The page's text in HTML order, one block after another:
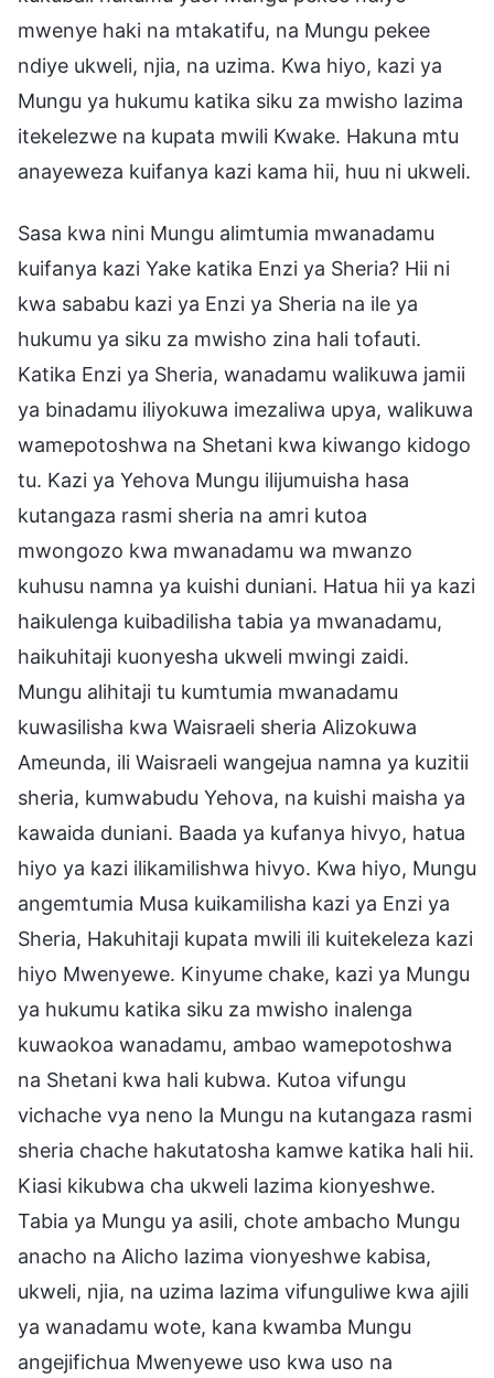
mwenye haki na mtakatifu, na Mungu pekee
ndiye ukweli, njia, na uzima. Kwa hiyo, kazi ya
Mungu ya hukumu katika siku za mwisho lazima
itekelezwe na kupata mwili Kwake. Hakuna mtu
anayeweza kuifanya kazi kama hii, huu ni ukweli.
Sasa kwa nini Mungu alimtumia mwanadamu
kuifanya kazi Yake katika Enzi ya Sheria? Hii ni
kwa sababu kazi ya Enzi ya Sheria na ile ya
hukumu ya siku za mwisho zina hali tofauti.
Katika Enzi ya Sheria, wanadamu walikuwa jamii
ya binadamu iliyokuwa imezaliwa upya, walikuwa
wamepotoshwa na Shetani kwa kiwango kidogo
tu. Kazi ya Yehova Mungu ilijumuisha hasa
kutangaza rasmi sheria na amri kutoa
mwongozo kwa mwanadamu wa mwanzo
kuhusu namna ya kuishi duniani. Hatua hii ya kazi
haikulenga kuibadilisha tabia ya mwanadamu,
haikuhitaji kuonyesha ukweli mwingi zaidi.
Mungu alihitaji tu kumtumia mwanadamu
kuwasilisha kwa Waisraeli sheria Alizokuwa
Ameunda, ili Waisraeli wangejua namna ya kuzitii
sheria, kumwabudu Yehova, na kuishi maisha ya
kawaida duniani. Baada ya kufanya hivyo, hatua
hiyo ya kazi ilikamilishwa hivyo. Kwa hiyo, Mungu
angemtumia Musa kuikamilisha kazi ya Enzi ya
Sheria, Hakuhitaji kupata mwili ili kuitekeleza kazi
hiyo Mwenyewe. Kinyume chake, kazi ya Mungu
ya hukumu katika siku za mwisho inalenga
kuwaokoa wanadamu, ambao wamepotoshwa
na Shetani kwa hali kubwa. Kutoa vifungu
vichache vya neno la Mungu na kutangaza rasmi
sheria chache hakutatosha kamwe katika hali hii.
Kiasi kikubwa cha ukweli lazima kionyeshwe.
Tabia ya Mungu ya asili, chote ambacho Mungu
anacho na Alicho lazima vionyeshwe kabisa,
ukweli, njia, na uzima lazima vifunguliwe kwa ajili
ya wanadamu wote, kana kwamba Mungu
angejifichua Mwenyewe uso kwa uso na